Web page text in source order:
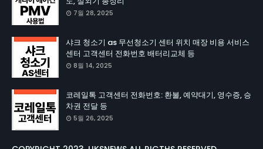
7월 28, 2025
샤크 청소기 as 무선청소기 센터 위치 매장 비용 서비스
센터 고객센터 전화번호 배터리교체 등
8월 14, 2025
코레일톡 고객센터 전화번호: 환불, 예약대기, 영수증, 승
차권 전달 등
5월 26, 2025